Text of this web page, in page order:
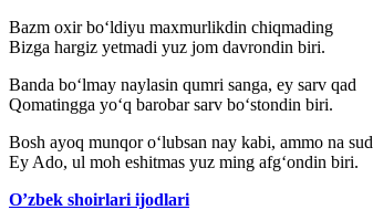
Bazm oxir bo‘ldiyu maxmurlikdin chiqmading
Bizga hargiz yetmadi yuz jom davrondin biri.
Banda bo‘lmay naylasin qumri sanga, ey sarv qad
Qomatingga yo‘q barobar sarv bo‘stondin biri.
Bosh ayoq munqor o‘lubsan nay kabi, ammo na sud
Ey Ado, ul moh eshitmas yuz ming afg‘ondin biri.
O’zbek shoirlari ijodlari